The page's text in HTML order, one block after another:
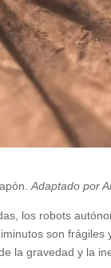
Adaptado por
los robots
son frágiles
la gravedad y la